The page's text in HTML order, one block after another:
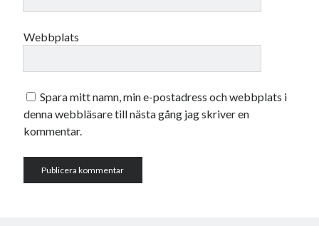
Webbplats
Spara mitt namn, min e-postadress och webbplats i
denna webbläsare till nästa gång jag skriver en
kommentar.